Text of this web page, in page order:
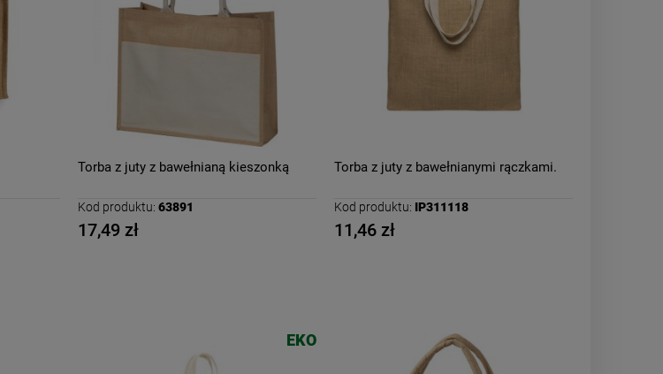
Torba z juty z bawełnianą kieszonką
Kod produktu: 63891
17,49 zł
Torba z juty z bawełnianymi rączkami.
Kod produktu: IP311118
11,46 zł
EKO